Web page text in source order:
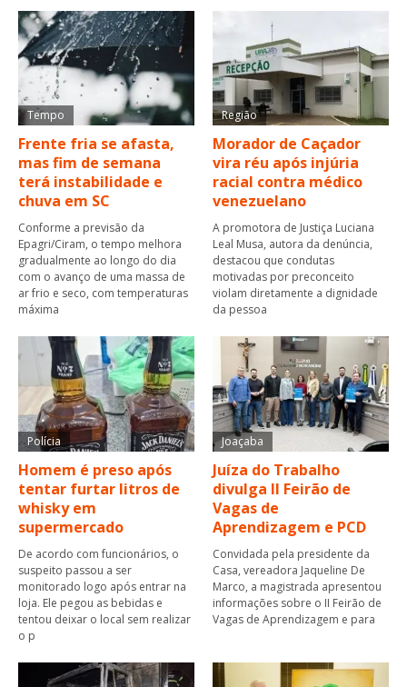
Tempo
Frente fria se afasta,
mas fim de semana
terá instabilidade e
chuva em SC
Conforme a previsão da
Epagri/Ciram, o tempo melhora
gradualmente ao longo do dia
com o avanço de uma massa de
ar frio e seco, com temperaturas
máxima
Região
Morador de Caçador
vira réu após injúria
racial contra médico
venezuelano
A promotora de Justiça Luciana
Leal Musa, autora da denúncia,
destacou que condutas
motivadas por preconceito
violam diretamente a dignidade
da pessoa
Polícia
Homem é preso após
tentar furtar litros de
whisky em
supermercado
De acordo com funcionários, o
suspeito passou a ser
monitorado logo após entrar na
loja. Ele pegou as bebidas e
tentou deixar o local sem realizar
o p
Joaçaba
Juíza do Trabalho
divulga II Feirão de
Vagas de
Aprendizagem e PCD
Convidada pela presidente da
Casa, vereadora Jaqueline De
Marco, a magistrada apresentou
informações sobre o II Feirão de
Vagas de Aprendizagem e para